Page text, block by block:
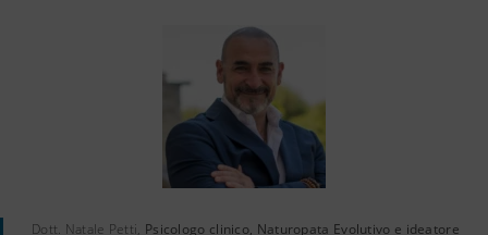
Dott. Natale Petti, Psicologo clinico, Naturopata Evolutivo e ideatore